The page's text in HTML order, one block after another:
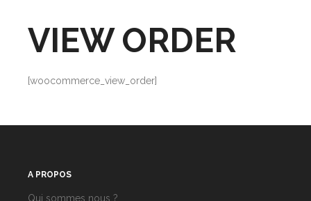
VIEW ORDER
[woocommerce_view_order]
A PROPOS
Qui sommes nous ?